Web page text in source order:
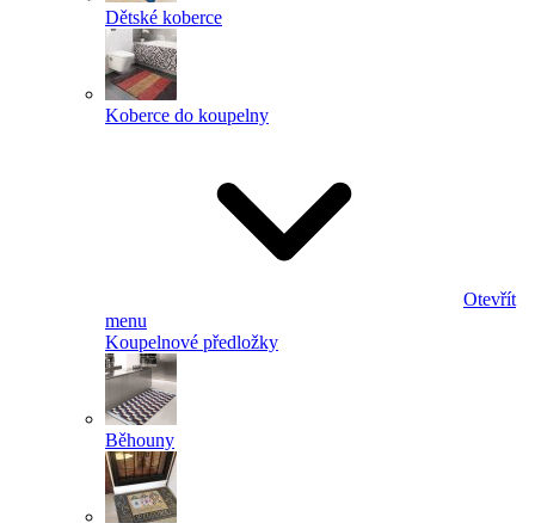
Dětské koberce
Koberce do koupelny
Otevřít
menu
Koupelnové předložky
Běhouny